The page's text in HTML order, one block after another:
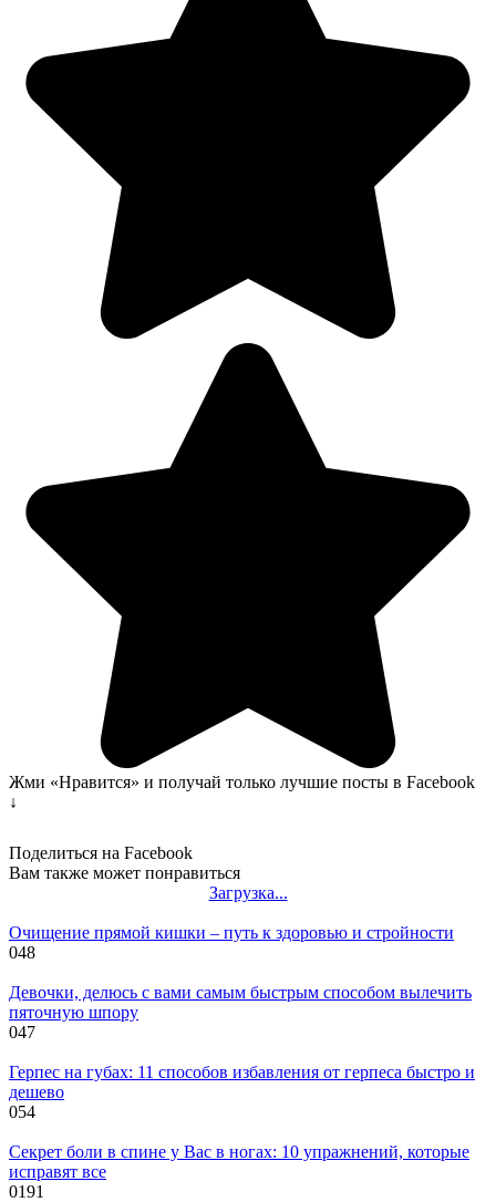
Жми «Нравится» и получай только лучшие посты в Facebook
↓
Поделиться на Facebook
Вам также может понравиться
Загрузка...
Очищение прямой кишки – путь к здоровью и стройности
048
Девочки, делюсь с вами самым быстрым способом вылечить
пяточную шпору
047
Герпес на губах: 11 способов избавления от герпеса быстро и
дешево
054
Секрет боли в спине у Вас в ногах: 10 упражнений, которые
исправят все
0191